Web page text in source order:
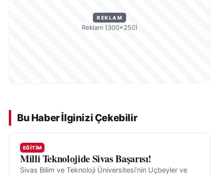
REKLAM
Reklam (300×250)
Bu Haber İlginizi Çekebilir
EĞITIM
Milli Teknolojide Sivas Başarısı!
Sivas Bilim ve Teknoloji Üniversitesi’nin Uçbeyler ve